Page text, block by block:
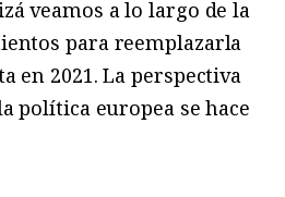
veamos a lo largo de la
para reemplazarla
en 2021. La perspectiva
política europea se hace